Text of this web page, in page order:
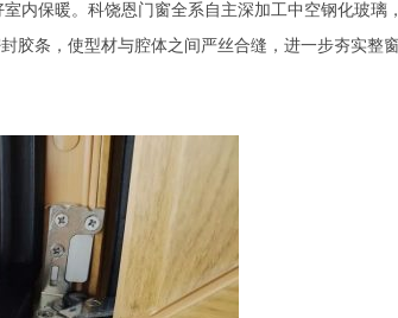
内保暖。科饶恩门窗全系自主深加工中空钢化玻璃
胶条，使型材与腔体之间严丝合缝，进一步夯实整